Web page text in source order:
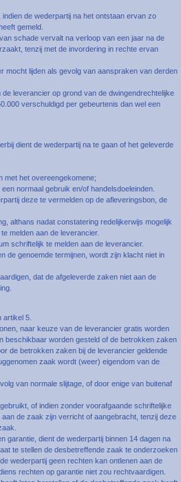
de wederpartij na het ontstaan ervan zo
gemeld.
schade vervalt na verloop van een jaar na de
tenzij met de invordering in rechte ervan
mocht lijden als gevolg van aanspraken van derden
leverancier op grond van de dwingendrechtelijke
verschuldigd per gebeurtenis dan wel een
dient de wederpartij na te gaan of het geleverde
met het overeengekomene;
normaal gebruik en/of handelsdoeleinden.
deze te vermelden op de afleveringsbon, de
althans nadat constatering redelijkerwijs mogelijk
melden aan de leverancier.
schriftelijk te melden aan de leverancier.
de genoemde termijnen, wordt zijn klacht niet in
dat de afgeleverde zaken niet aan de
artikel 5.
naar keuze van de leverancier gratis worden
beschikbaar worden gesteld of de betrokken zaken
de betrokken zaken bij de leverancier geldende
zaak wordt (weer) eigendom van de
van normale slijtage, of door enige van buitenaf
of indien zonder voorafgaande schriftelijke
de zaak zijn verricht of aangebracht, tenzij deze
garantie, dient de wederpartij binnen 14 dagen na
te stellen de desbetreffende zaak te onderzoeken
wederpartij geen rechten kan ontlenen aan de
rechten op garantie niet zou rechtvaardigen.